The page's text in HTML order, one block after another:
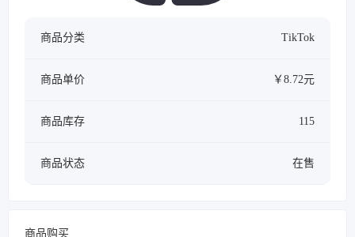
商品分类 TikTok
商品单价 ￥8.72元
商品库存 115
商品状态 在售
商品购买